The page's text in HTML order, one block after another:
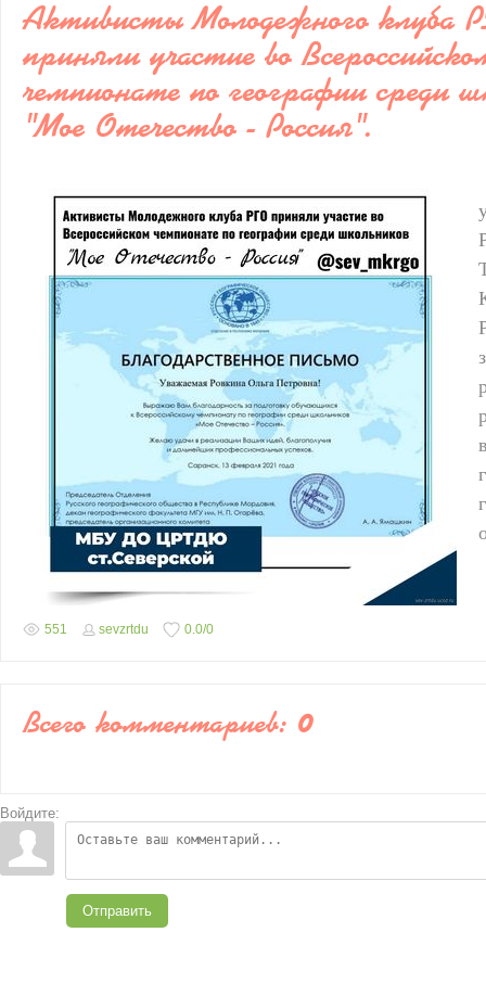
Активисты Молодежного клуба
приняли участие во
чемпионате по географии среди
"Мое Отечество - Россия".
551 sevzrtdu 0.0/0
Всего комментариев: 0
Войдите:
Отправить